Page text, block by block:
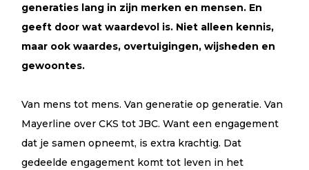
generaties lang in zijn merken en mensen. En
geeft door wat waardevol is. Niet alleen kennis,
maar ook waardes, overtuigingen, wijsheden en
gewoontes.
Van mens tot mens. Van generatie op generatie. Van
Mayerline over CKS tot JBC. Want een engagement
dat je samen opneemt, is extra krachtig. Dat
gedeelde engagement komt tot leven in het